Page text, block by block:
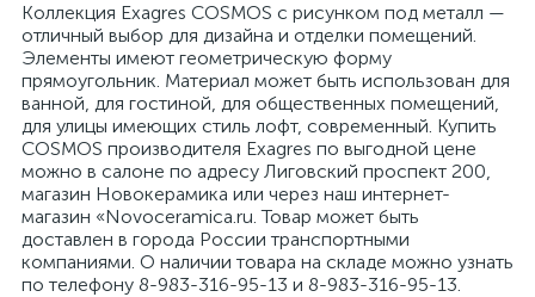
Коллекция Exagres COSMOS с рисунком под металл —
отличный выбор для дизайна и отделки помещений.
Элементы имеют геометрическую форму
прямоугольник. Материал может быть использован для
ванной, для гостиной, для общественных помещений,
для улицы имеющих стиль лофт, современный. Купить
COSMOS производителя Exagres по выгодной цене
можно в салоне по адресу Лиговский проспект 200,
магазин Новокерамика или через наш интернет-
магазин «Novoceramica.ru. Товар может быть
доставлен в города России транспортными
компаниями. О наличии товара на складе можно узнать
по телефону 8-983-316-95-13 и 8-983-316-95-13.